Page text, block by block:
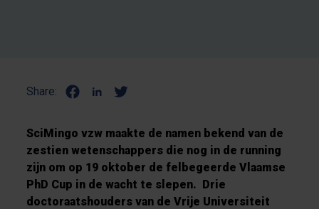
Share:
SciMingo vzw maakte de namen bekend van de
zestien wetenschappers die nog in de running
zijn om op 19 oktober de felbegeerde Vlaamse
PhD Cup in de wacht te slepen. ​ Drie
doctoraatshouders van de Vrije Universiteit